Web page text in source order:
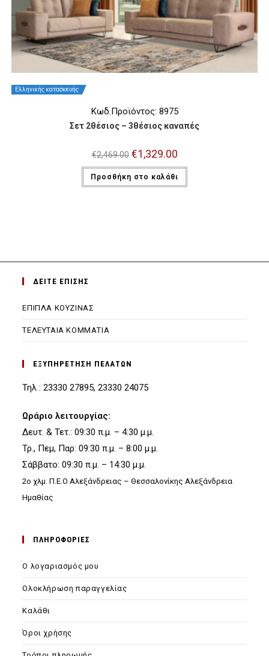
Ελληνικής κατασκευής
Κωδ.Προϊόντος: 8975
Σετ 2θέσιος – 3θέσιος καναπές
€2,469.00 Original
price
was:
€2,469.00.
€1,329.00Η
τιμή
είναι:
€1,329.00.
Προσθήκη στο καλάθι
ΔΕΙΤΕ ΕΠΙΣΗΣ
ΕΠΙΠΛΑ ΚΟΥΖΙΝΑΣ
ΤΕΛΕΥΤΑΙΑ ΚΟΜΜΑΤΙΑ
ΕΞΥΠΗΡΕΤΗΣΗ ΠΕΛΑΤΩΝ
Τηλ : 23330 27895, 23330 24075
Ωράριο λειτουργίας:
Δευτ. & Τετ.: 09:30 π.μ. – 4:30 μ.μ.
Τρ., Πεμ, Παρ: 09:30 π.μ. – 8:00 μ.μ.
Σάββατο: 09:30 π.μ. – 14:30 μ.μ.
2ο χλμ. Π.Ε.Ο Αλεξάνδρειας – Θεσσαλονίκης Αλεξάνδρεια
Ημαθίας
ΠΛΗΡΟΦΟΡΙΕΣ
Ο λογαριασμός μου
Ολοκλήρωση παραγγελίας
Καλάθι
Όροι χρήσης